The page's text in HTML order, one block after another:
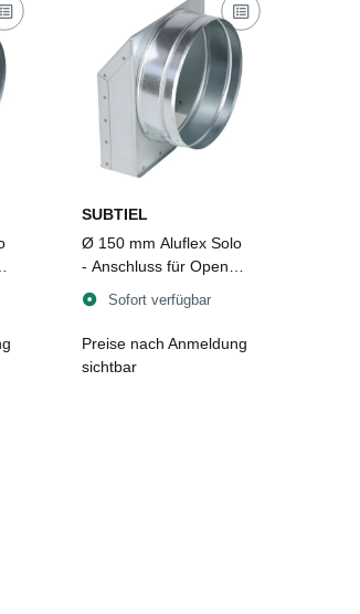
SUBTIEL
Ø 150 mm Aluflex Solo
- Anschluss für Open
Air Curved
Sofort verfügbar
Preise nach Anmeldung
sichtbar